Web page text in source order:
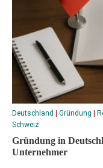
Deutschland | Gründung |
Schweiz
Gründung in
Unternehmer